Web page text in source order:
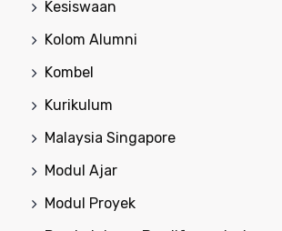
Kesiswaan
Kolom Alumni
Kombel
Kurikulum
Malaysia Singapore
Modul Ajar
Modul Proyek